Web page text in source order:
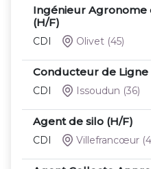
Ingénieur Agronome
(H/F)
CDI Olivet (45)
Conducteur de Ligne
CDI Issoudun (36)
Agent de silo (H/F)
CDI Villefrancœur